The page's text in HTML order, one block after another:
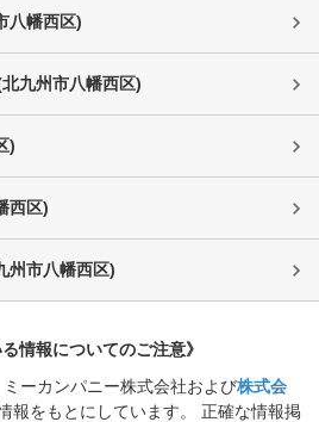
八幡西区)
北九州市八幡西区)
)
西区)
州市八幡西区)
る情報についてのご注意》
ーカンパニー株式会社および株式会
報をもとにしています。 正確な情報掲